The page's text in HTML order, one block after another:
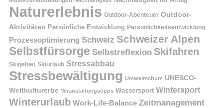
Naturerlebnis Outdoor-Abenteuer Outdoor-
Aktivitäten Persönliche Entwicklung Persönlichkeitsentwicklung
Prozessoptimierung Schweiz Schweizer Alpen
Selbstfürsorge Selbstreflexion Skifahren
Skigebiet Skiurlaub Stressabbau
Stressbewältigung Umweltschutz UNESCO-
Weltkulturerbe Veranstaltungstipps Wassersport Wintersport
Winterurlaub Work-Life-Balance Zeitmanagement